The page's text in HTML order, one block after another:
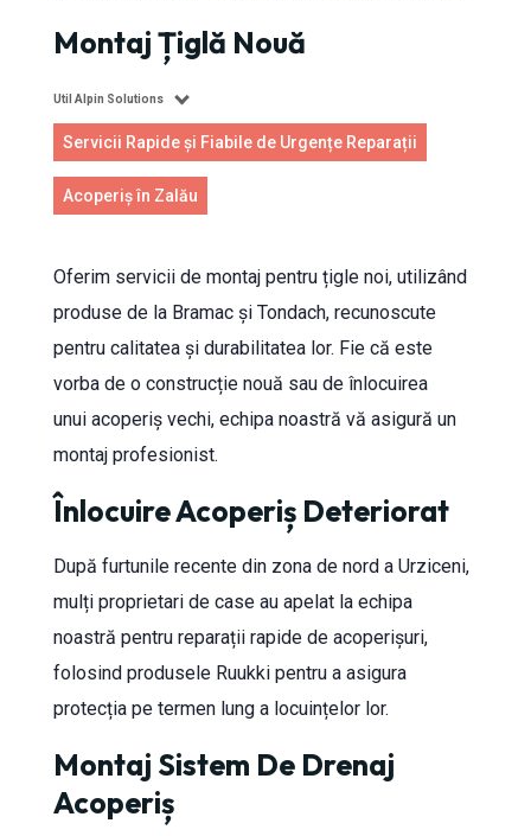
Montaj Țiglă Nouă
Util Alpin Solutions
Servicii Rapide și Fiabile de Urgențe Reparații
Acoperiș în Zalău
Oferim servicii de montaj pentru țigle noi, utilizând
produse de la Bramac și Tondach, recunoscute
pentru calitatea și durabilitatea lor. Fie că este
vorba de o construcție nouă sau de înlocuirea
unui acoperiș vechi, echipa noastră vă asigură un
montaj profesionist.
Înlocuire Acoperiș Deteriorat
După furtunile recente din zona de nord a Urziceni,
mulți proprietari de case au apelat la echipa
noastră pentru reparații rapide de acoperișuri,
folosind produsele Ruukki pentru a asigura
protecția pe termen lung a locuințelor lor.
Montaj Sistem De Drenaj
Acoperiș